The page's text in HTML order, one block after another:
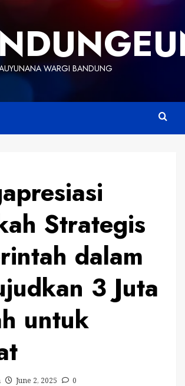
WARGI BANDUNG
Strategis
dalam
3 Juta
untuk
June 2, 2025 0